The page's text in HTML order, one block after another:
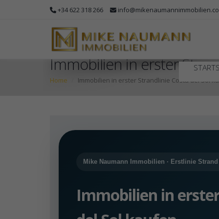
+34 622 318 266
Immobilien in erster
Home Immobilien in erster Strandlinie Costa del Sol
Mike Naumann Immobilien · Erstlinie Strand
Immobilien in